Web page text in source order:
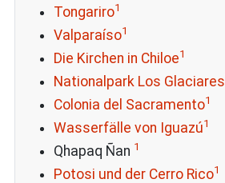
Tongariro1
Valparaíso1
Die Kirchen in Chiloe1
Nationalpark Los Glaciares
Colonia del Sacramento1
Wasserfälle von Iguazú1
Qhapaq Ñan 1
Potosi und der Cerro Rico1